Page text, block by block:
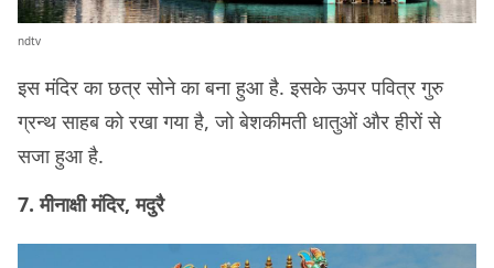
ndtv
इस मंदिर का छत्र सोने का बना हुआ है. इसके ऊपर पवित्र गुरु
ग्रन्थ साहब को रखा गया है, जो बेशकीमती धातुओं और हीरों से
सजा हुआ है.
7. मीनाक्षी मंदिर, मदुरै